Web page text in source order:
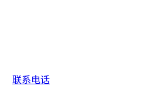
联系电话